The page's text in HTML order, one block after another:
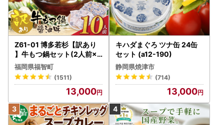
Z61-01 博多若杉【訳あり
】牛もつ鍋セット(2人前×5
) 10人前 もつ鍋
福岡県福智町
(1511)
13,000
キハダまぐろ ツナ缶 24缶
セット (a12-190)
静岡県焼津市
(714)
13,000